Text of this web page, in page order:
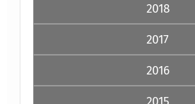
2018
2017
2016
2015